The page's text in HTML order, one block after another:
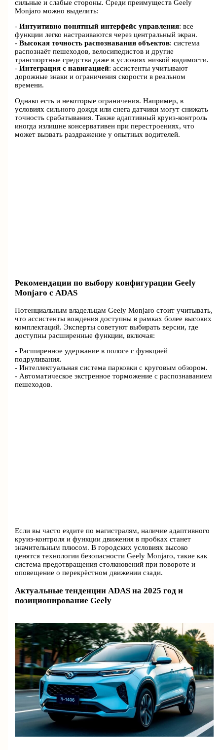
сильные и слабые стороны. Среди преимуществ Geely
Monjaro можно выделить:
-Интуитивно понятный интерфейс управления: все
функции легко настраиваются через центральный экран.
-Высокая точность распознавания объектов: система
распознаёт пешеходов, велосипедистов и другие
транспортные средства даже в условиях низкой видимости.
-Интеграция с навигацией: ассистенты учитывают
дорожные знаки и ограничения скорости в реальном
времени.
Однако есть и некоторые ограничения. Например, в
условиях сильного дождя или снега датчики могут снижать
точность срабатывания. Также адаптивный круиз-контроль
иногда излишне консервативен при перестроениях, что
может вызвать раздражение у опытных водителей.
Рекомендации по выбору конфигурации Geely
Monjaro с ADAS
Потенциальным владельцам Geely Monjaro стоит учитывать,
что ассистенты вождения доступны в рамках более высоких
комплектаций. Эксперты советуют выбирать версии, где
доступны расширенные функции, включая:
- Расширенное удержание в полосе с функцией
подруливания.
- Интеллектуальная система парковки с круговым обзором.
- Автоматическое экстренное торможение с распознаванием
пешеходов.
Если вы часто ездите по магистралям, наличие адаптивного
круиз-контроля и функции движения в пробках станет
значительным плюсом. В городских условиях высоко
ценятся технологии безопасности Geely Monjaro, такие как
система предотвращения столкновений при повороте и
оповещение о перекрёстном движении сзади.
Актуальные тенденции ADAS на 2025 год и
позиционирование Geely